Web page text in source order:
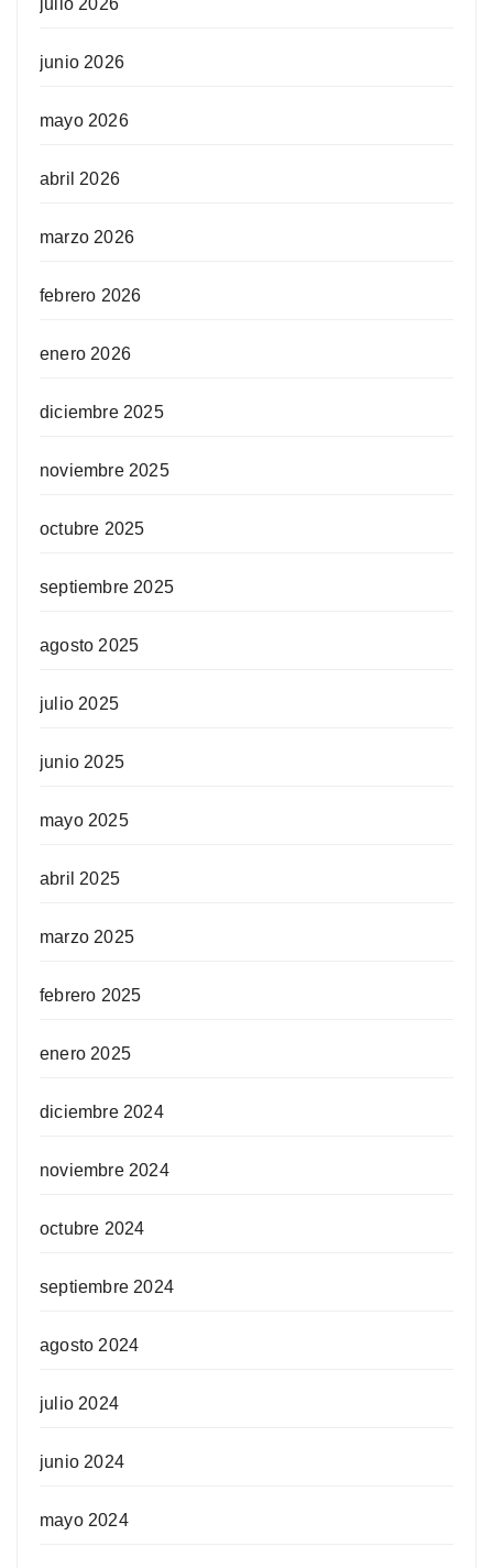
julio 2026
junio 2026
mayo 2026
abril 2026
marzo 2026
febrero 2026
enero 2026
diciembre 2025
noviembre 2025
octubre 2025
septiembre 2025
agosto 2025
julio 2025
junio 2025
mayo 2025
abril 2025
marzo 2025
febrero 2025
enero 2025
diciembre 2024
noviembre 2024
octubre 2024
septiembre 2024
agosto 2024
julio 2024
junio 2024
mayo 2024